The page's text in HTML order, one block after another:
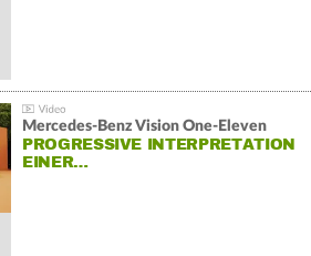
Mercedes-Benz Vision One-Eleven
PROGRESSIVE INTERPRETATION
EINER…